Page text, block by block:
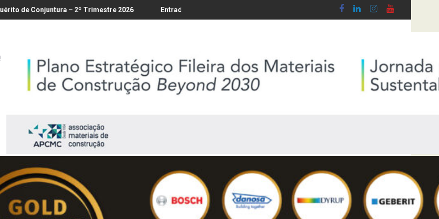
8
– 2º Trimestre 2026 Entrada em vigor da regulamentação do Lobby - Lei n.º 5-A/2026, de 28 de Janeiro
Diploma de transposição da Diretiva